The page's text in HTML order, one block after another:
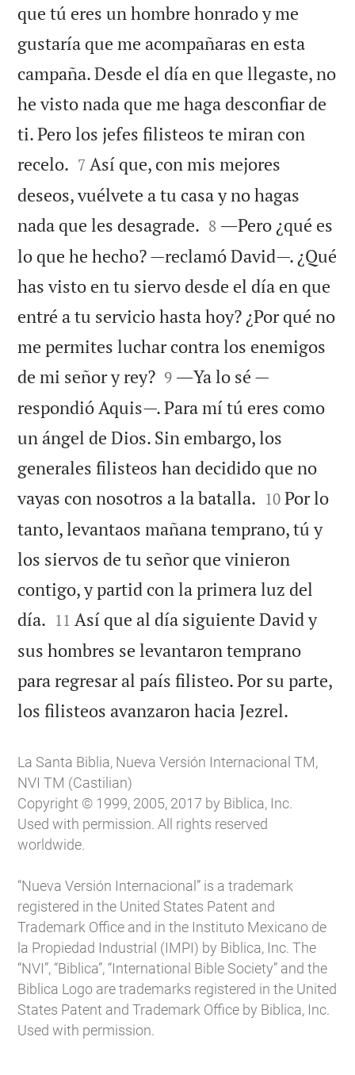
que tú eres un hombre honrado y me
gustaría que me acompañaras en esta
campaña. Desde el día en que llegaste, no
he visto nada que me haga desconfiar de
ti. Pero los jefes filisteos te miran con
recelo. 

7 Así que, con mis mejores
deseos, vuélvete a tu casa y no hagas
nada que les desagrade. 

8 ―Pero ¿qué es
lo que he hecho? —reclamó David—. ¿Qué
has visto en tu siervo desde el día en que
entré a tu servicio hasta hoy? ¿Por qué no
me permites luchar contra los enemigos
de mi señor y rey?
9 ―Ya lo sé —
respondió Aquis—. Para mí tú eres como
un ángel de Dios. Sin embargo, los
generales filisteos han decidido que no
vayas con nosotros a la batalla. 

10 Por lo
tanto, levantaos mañana temprano, tú y
los siervos de tu señor que vinieron
contigo, y partid con la primera luz del
día. 

11 Así que al día siguiente David y
sus hombres se levantaron temprano
para regresar al país filisteo. Por su parte,
los filisteos avanzaron hacia Jezrel.
La Santa Biblia, Nueva Versión Internacional TM,
NVI TM (Castilian)
Copyright © 1999, 2005, 2017 by Biblica, Inc.
Used with permission. All rights reserved
worldwide.
“Nueva Versión Internacional” is a trademark
registered in the United States Patent and
Trademark Office and in the Instituto Mexicano de
la Propiedad Industrial (IMPI) by Biblica, Inc. The
“NVI”, “Biblica”, “International Bible Society” and the
Biblica Logo are trademarks registered in the United
States Patent and Trademark Office by Biblica, Inc.
Used with permission.